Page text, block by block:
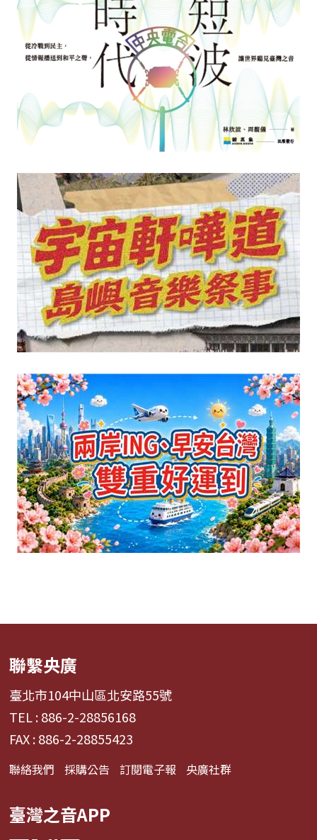
聯繫央廣
臺北市104中山區北安路55號
TEL : 886-2-28856168
FAX : 886-2-28855423
聯絡我們 採購公告 訂閱電子報 央廣社群
臺灣之音APP